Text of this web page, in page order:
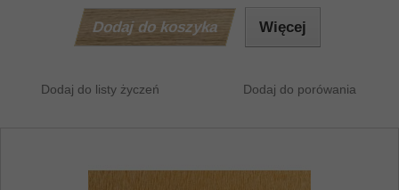
Dodaj do koszyka Więcej
Dodaj do listy życzeń Dodaj do porówania